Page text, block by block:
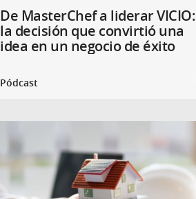
De MasterChef a liderar VICIO:
la decisión que convirtió una
idea en un negocio de éxito
Pódcast